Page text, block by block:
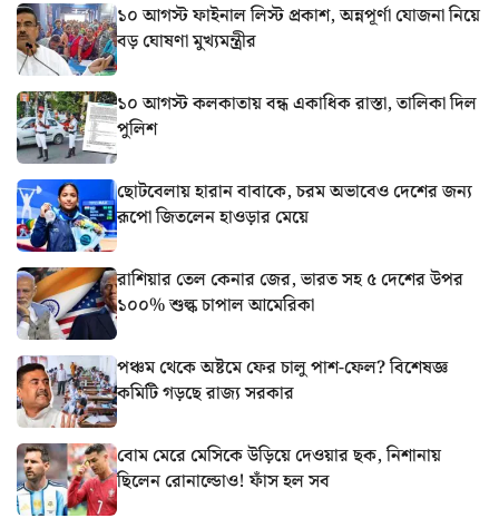
১০ আগস্ট ফাইনাল লিস্ট প্রকাশ, অন্নপূর্ণা যোজনা নিয়ে
বড় ঘোষণা মুখ্যমন্ত্রীর
১০ আগস্ট কলকাতায় বন্ধ একাধিক রাস্তা, তালিকা দিল
পুলিশ
ছোটবেলায় হারান বাবাকে, চরম অভাবেও দেশের জন্য
রূপো জিতলেন হাওড়ার মেয়ে
রাশিয়ার তেল কেনার জের, ভারত সহ ৫ দেশের উপর
১০০% শুল্ক চাপাল আমেরিকা
পঞ্চম থেকে অষ্টমে ফের চালু পাশ-ফেল? বিশেষজ্ঞ
কমিটি গড়ছে রাজ্য সরকার
বোম মেরে মেসিকে উড়িয়ে দেওয়ার ছক, নিশানায়
ছিলেন রোনাল্ডোও! ফাঁস হল সব